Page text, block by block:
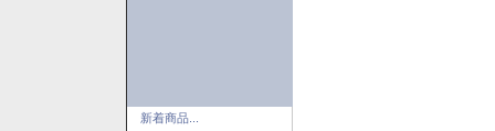
新着商品...